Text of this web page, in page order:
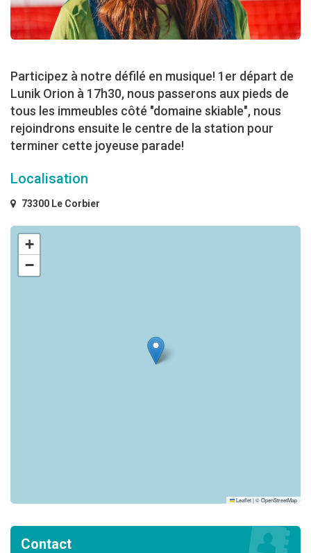
Participez à notre défilé en musique! 1er départ de
Lunik Orion à 17h30, nous passerons aux pieds de
tous les immeubles côté "domaine skiable", nous
rejoindrons ensuite le centre de la station pour
terminer cette joyeuse parade!
Localisation
73300 Le Corbier
+
−
Leaflet|©OpenStreetMap
Contact